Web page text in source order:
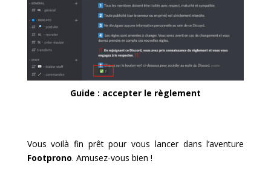
Guide : accepter le règlement
Vous voilà fin prêt pour vous lancer dans l’aventure
Footprono. Amusez-vous bien !